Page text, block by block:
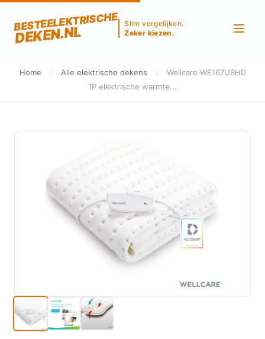
BESTEELEKTRISCHE
DEKEN.NL
Slim vergelijken.
Zeker kiezen.
Home / Alle elektrische dekens /
Wellcare WE167UBHD
1P elektrische warmte...